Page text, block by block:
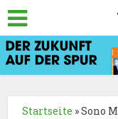
Startseite »Sono